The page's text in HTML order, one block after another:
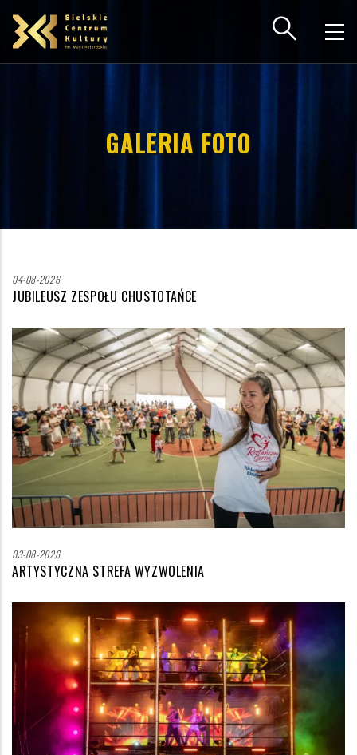
treści
GALERIA FOTO
04-08-2026
JUBILEUSZ ZESPOŁU CHUSTOTAŃCE
Zdjęcie
wyróżniające
03-08-2026
ARTYSTYCZNA STREFA WYZWOLENIA
Zdjęcie
wyróżniające